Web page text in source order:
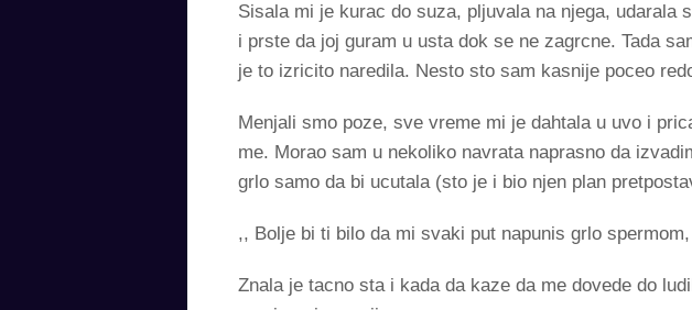
Sisala mi je kurac do suza, pljuvala na njega,
i prste da joj guram u usta dok se ne zagrcne. Tada
je to izricito naredila. Nesto sto sam kasnije poceo
Menjali smo poze, sve vreme mi je dahtala u uvo i
me. Morao sam u nekoliko navrata naprasno da
grlo samo da bi ucutala (sto je i bio njen plan
,, Bolje bi ti bilo da mi svaki put napunis grlo
Znala je tacno sta i kada da kaze da me dovede do